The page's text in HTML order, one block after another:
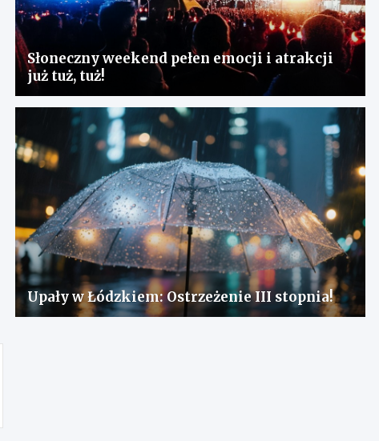
Słoneczny weekend pełen emocji i atrakcji
już tuż, tuż!
Upały w Łódzkiem: Ostrzeżenie III stopnia!